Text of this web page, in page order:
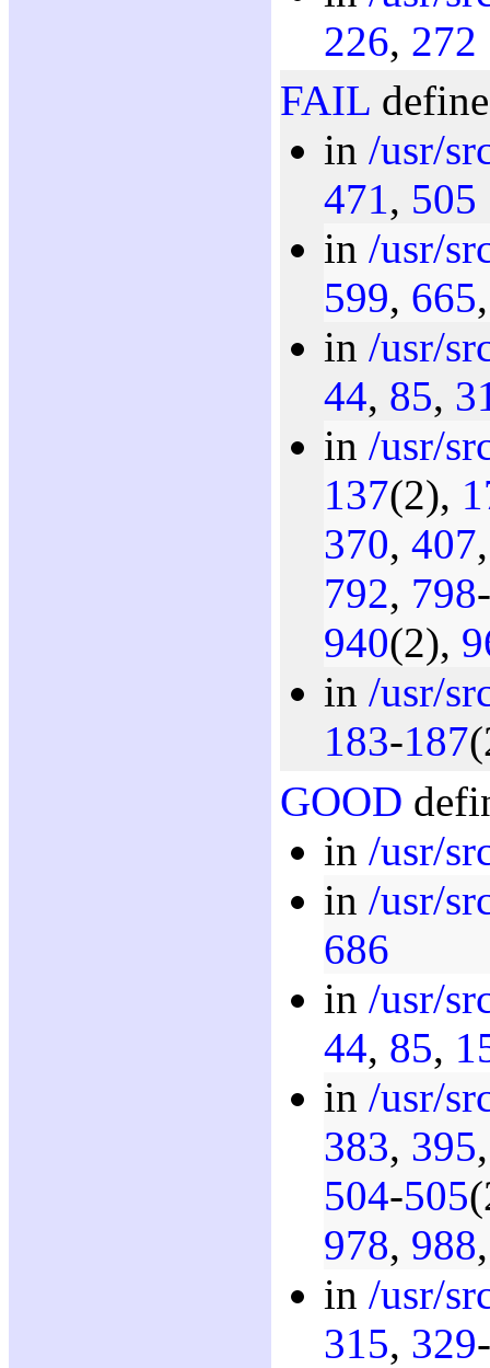
226, 272
FAIL
in /usr/
471, 505
in /usr/
599, 665
in /usr/
44, 85,
in /usr/
137(2),
370, 407
792, 798-
940(2),
in /usr/
183-187
GOOD
in /usr/
in /usr/
686
in /usr/
44, 85,
in /usr/
383, 395
504-505
978, 988
in /usr/
315, 329-